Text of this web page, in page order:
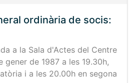
ordinària de socis:
a la Sala d'Actes del Centre
gener de 1987 a les 19.30h,
i a les 20.00h en segona